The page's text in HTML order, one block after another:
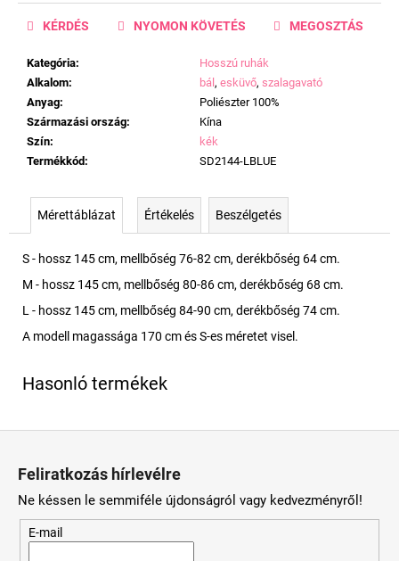
Kategória:
Hosszú ruhák
Alkalom: bál, esküvő, szalagavató
Anyag:
Poliészter 100%
Származási ország:
Kína
Szín:
kék
Termékkód: SD2144-LBLUE
KÉRDÉS NYOMON KÖVETÉS MEGOSZTÁS
Mérettáblázat Értékelés Beszélgetés
S - hossz 145 cm, mellbőség 76-82 cm, derékbőség 64 cm.
M - hossz 145 cm, mellbőség 80-86 cm, derékbőség 68 cm.
L - hossz 145 cm, mellbőség 84-90 cm, derékbőség 74 cm.
A modell magassága 170 cm és S-es méretet visel.
Feliratkozás hírlevélre
Ne késsen le semmiféle újdonságról vagy kedvezményről!
E-mail